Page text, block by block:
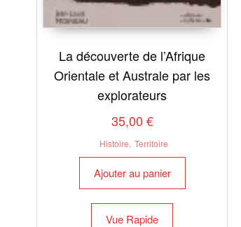
La découverte de l’Afrique
Orientale et Australe par les
explorateurs
35,00 €
Histoire, Territoire
Ajouter au panier
Vue Rapide